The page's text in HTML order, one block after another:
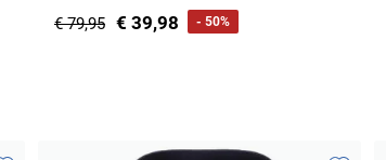
€ 79,95 € 39,98 - 50%